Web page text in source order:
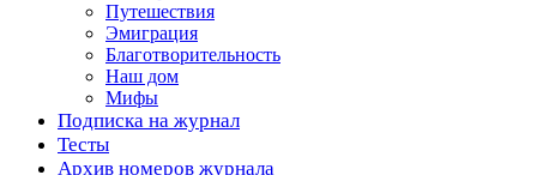
Путешествия
Эмиграция
Благотворительность
Наш дом
Мифы
Подписка на журнал
Тесты
Архив номеров журнала